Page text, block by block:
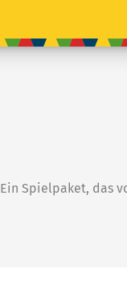
Ein Spielpaket, das